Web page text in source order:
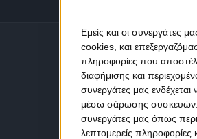
Εμείς και οι συνεργάτες
cookies, και
πληροφορίες που
διαφήμισης και
συνεργάτες μας
μέσω σάρωσης συσκευών.
συνεργάτες μας όπως
λεπτομερείς πληροφορίες